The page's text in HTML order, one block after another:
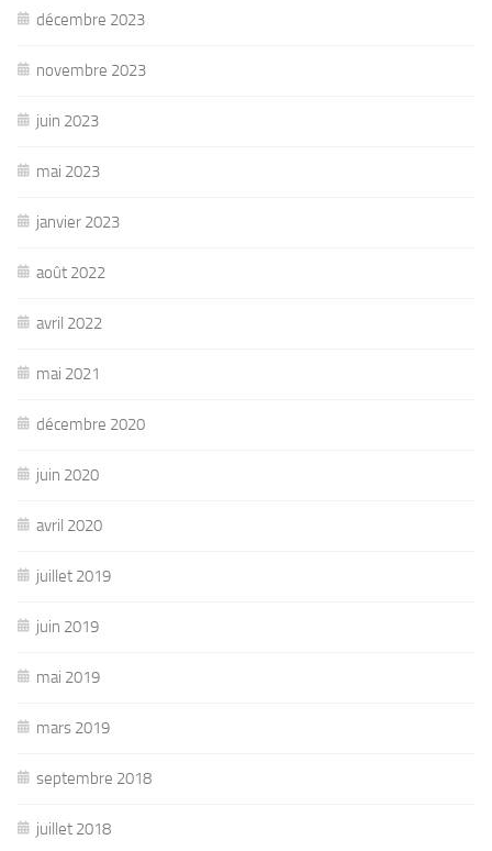
décembre 2023
novembre 2023
juin 2023
mai 2023
janvier 2023
août 2022
avril 2022
mai 2021
décembre 2020
juin 2020
avril 2020
juillet 2019
juin 2019
mai 2019
mars 2019
septembre 2018
juillet 2018